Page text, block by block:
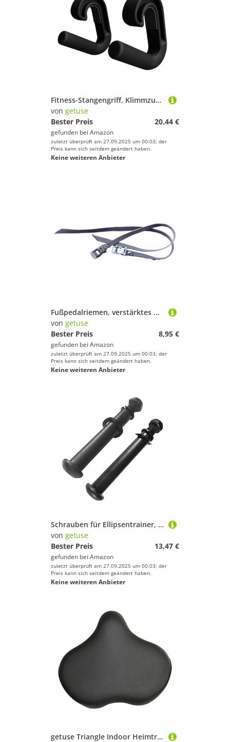
Fitness-Stangengriff, Klimmzuggriffe, multifunktional, abgewinkelte Griffe, robuste Stretch-Befestigung für Klimmzugstangen, Langhanteln und Widerstandsbänder, Schwarz, 2 Stück
von getuse
Bester Preis
20,44 €
gefunden bei Amazon
zuletzt überprüft am 27.09.2025 um 00:03; der
Preis kann sich seitdem geändert haben.
Keine weiteren Anbieter
Fußpedalriemen, verstärktes Nylon, 50 x 1,3 cm, verstellbar, für sicheres Radfahren, stationäres Fahrrad, Heimtrainer, Grau, 2 Stück
von getuse
Bester Preis
8,95 €
gefunden bei Amazon
zuletzt überprüft am 27.09.2025 um 00:03; der
Preis kann sich seitdem geändert haben.
Keine weiteren Anbieter
Schrauben für Ellipsentrainer, Ersatzschrauben für Fitnessräder und Heimtrainer, 12 cm/4,72 Zoll Stahlschrauben, Links rechts
von getuse
Bester Preis
13,47 €
gefunden bei Amazon
zuletzt überprüft am 27.09.2025 um 00:03; der
Preis kann sich seitdem geändert haben.
Keine weiteren Anbieter
getuse Triangle Indoor Heimtrainer Sattelkissen Ersatz Fahrradsitzbezug für Damen Herren (Größe L: 23 x 27,5 cm) - Größe L